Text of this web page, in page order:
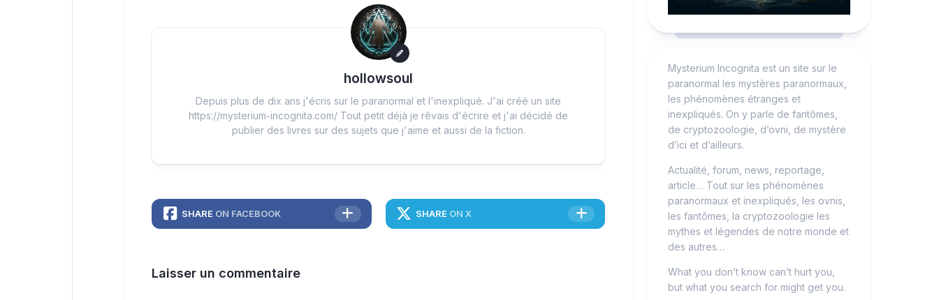
hollowsoul
Depuis plus de dix ans j'écris sur le paranormal et l'inexpliqué. J'ai créé un site
https://mysterium-incognita.com/ Tout petit déjà je rêvais d'écrire et j'ai décidé de
publier des livres sur des sujets que j'aime et aussi de la fiction.
SHARE ON FACEBOOK SHARE ON X
Laisser un commentaire
Mysterium Incognita est un site sur le
paranormal les mystères paranormaux,
les phénomènes étranges et
inexpliqués. On y parle de fantômes,
de cryptozoologie, d’ovni, de mystère
d’ici et d’ailleurs.
Actualité, forum, news, reportage,
article… Tout sur les phénomènes
paranormaux et inexpliqués, les ovnis,
les fantômes, la cryptozoologie les
mythes et légendes de notre monde et
des autres…
What you don’t know can’t hurt you,
but what you search for might get you.